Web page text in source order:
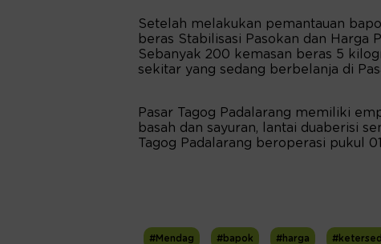
Setelah melakukan pemantauan
beras Stabilisasi Pasokan dan Harga
Sebanyak 200 kemasan beras 5
sekitar yang sedang berbelanja di
Pasar Tagog Padalarang memiliki
basah dan sayuran, lantai duaberisi
Tagog Padalarang beroperasi pukul
#Mendag #bapok #harga